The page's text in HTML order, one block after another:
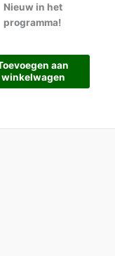
Nieuw in het
programma!
aan
winkelwagen